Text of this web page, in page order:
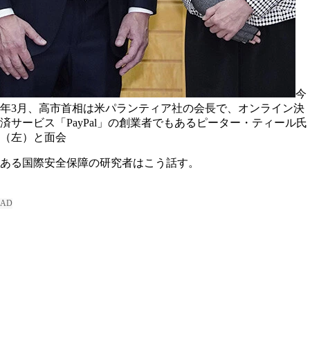
今
年3月、高市首相は米パランティア社の会長で、オンライン決
済サービス「PayPal」の創業者でもあるピーター・ティール氏
（左）と面会
ある国際安全保障の研究者はこう話す。